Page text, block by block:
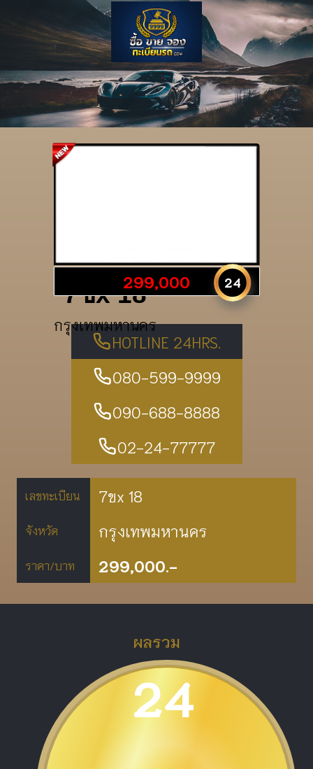
7ขx 18
กรุงเทพมหานคร
299,000 24
HOTLINE 24HRS.
080-599-9999
090-688-8888
02-24-77777
เลขทะเบียน 7ขx 18
จังหวัด กรุงเทพมหานคร
ราคา/บาท 299,000.-
ผลรวม
24